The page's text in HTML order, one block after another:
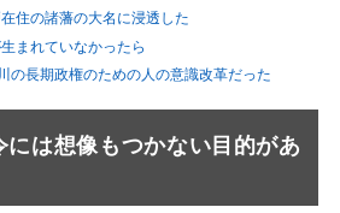
住の諸藩の大名に浸透した
まれていなかったら
の長期政権のための人の意識改革だった
は想像もつかない目的があ